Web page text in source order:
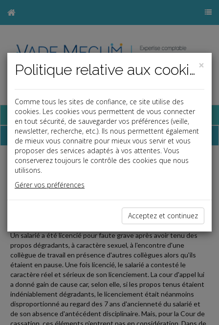
Base documentaire
Dépêches
j a
b
Social
Date: 2020-06-29
LICENCIEMENT POUR FAUTE GRAVE POUR PROPOS
Un salarié a été licencié pour faute grave après avoir tenu des
propos dégradants, à caractère sexuel, à l'encontre d'une
collègue de travail en présence d'autres collègues alors qu'ils
étaient en pause. Une fois licencié, le salarié a contesté le
caractère réel et sérieux de son licenciement. La cour d'appel lui
a donné gain de cause car, selon elle, si les propos tenus étaient
indéniablement dégradants, le licenciement était néanmoins
disproportionné au regard des 7 ans d'ancienneté du salarié et
de son absence d'antécédent disciplinaire. Mais, pour la Cour de
×
Politique relative aux cookies
Comme tous les sites de confiance, ce site utilise des
cookies. Les cookies vous permettent de vous connecter
en tout sécurité, de sauvegarder vos préférences (veille,
newsletter, recherche, etc.). Ils nous permettent également
de mieux vous connaitre pour mieux vous servir et vous
proposer des services adaptés à vos attentes. Vous
conserverez toujours le contrôle des cookies que nous
utilisons.
Gérer vos préférences
Acceptez et continuez